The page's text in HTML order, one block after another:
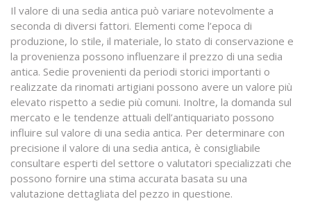
Il valore di una sedia antica può variare notevolmente a
seconda di diversi fattori. Elementi come l’epoca di
produzione, lo stile, il materiale, lo stato di conservazione e
la provenienza possono influenzare il prezzo di una sedia
antica. Sedie provenienti da periodi storici importanti o
realizzate da rinomati artigiani possono avere un valore più
elevato rispetto a sedie più comuni. Inoltre, la domanda sul
mercato e le tendenze attuali dell’antiquariato possono
influire sul valore di una sedia antica. Per determinare con
precisione il valore di una sedia antica, è consigliabile
consultare esperti del settore o valutatori specializzati che
possono fornire una stima accurata basata su una
valutazione dettagliata del pezzo in questione.